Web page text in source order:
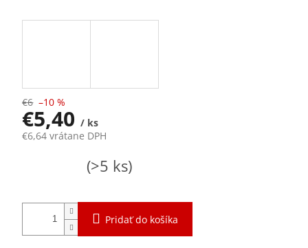
€6 –10 %
€5,40/ ks
€6,64 vrátane DPH
(>5 ks)
Pridať do košíka